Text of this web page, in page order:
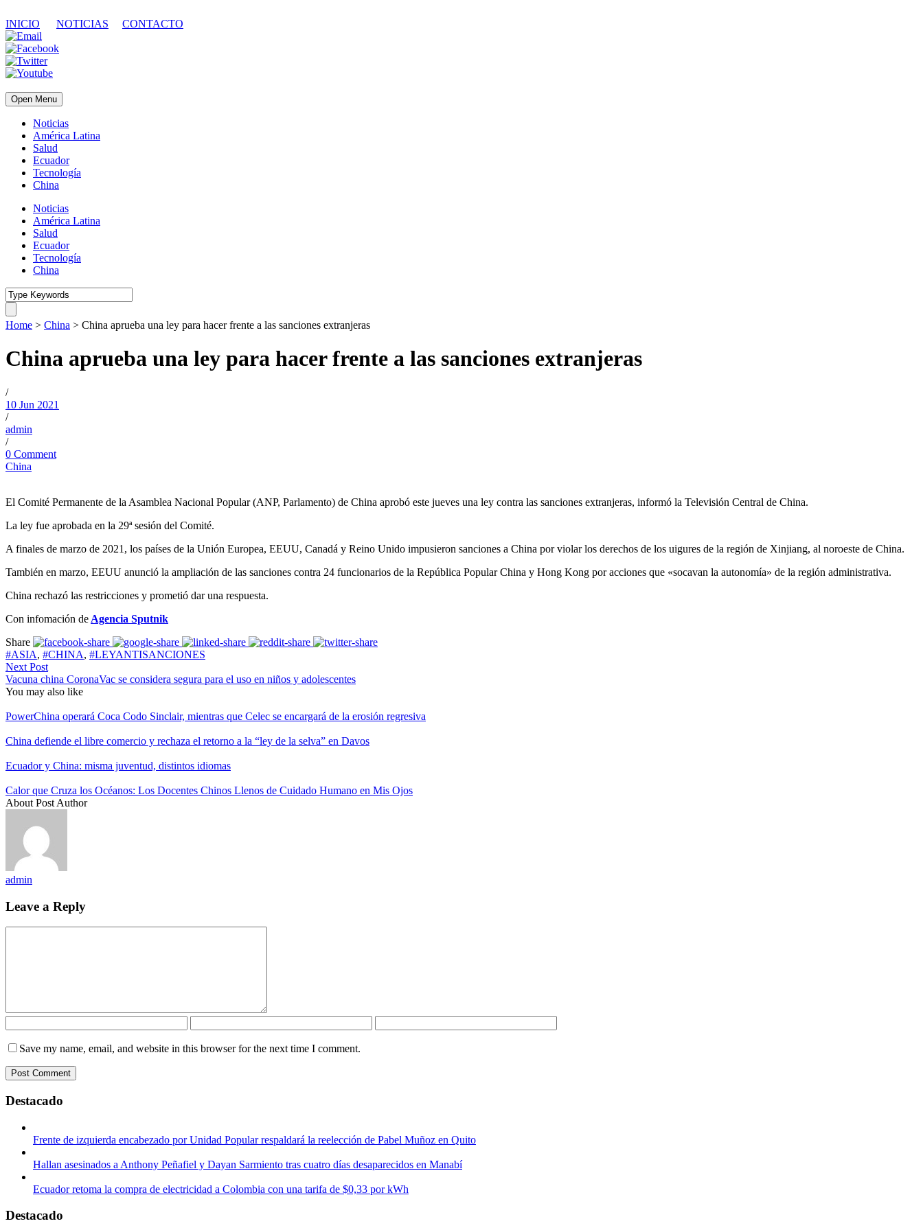
INICIO NOTICIAS CONTACTO
Open Menu
Noticias
América Latina
Salud
Ecuador
Tecnología
China
Noticias
América Latina
Salud
Ecuador
Tecnología
China
Home > China > China aprueba una ley para hacer frente a las sanciones extranjeras
China aprueba una ley para hacer frente a las sanciones extranjeras
/
10 Jun 2021
/
admin
/
0 Comment
China
El Comité Permanente de la Asamblea Nacional Popular (ANP, Parlamento) de China aprobó este jueves una ley contra las sanciones extranjeras, informó la Televisión Central de China.
La ley fue aprobada en la 29ª sesión del Comité.
A finales de marzo de 2021, los países de la Unión Europea, EEUU, Canadá y Reino Unido impusieron sanciones a China por violar los derechos de los uigures de la región de Xinjiang, al noroeste de China.
También en marzo, EEUU anunció la ampliación de las sanciones contra 24 funcionarios de la República Popular China y Hong Kong por acciones que «socavan la autonomía» de la región administrativa.
China rechazó las restricciones y prometió dar una respuesta.
Con infomación de Agencia Sputnik
Share
#ASIA, #CHINA, #LEYANTISANCIONES
Next Post
Vacuna china CoronaVac se considera segura para el uso en niños y adolescentes
You may also like
PowerChina operará Coca Codo Sinclair, mientras que Celec se encargará de la erosión regresiva
China defiende el libre comercio y rechaza el retorno a la “ley de la selva” en Davos
Ecuador y China: misma juventud, distintos idiomas
Calor que Cruza los Océanos: Los Docentes Chinos Llenos de Cuidado Humano en Mis Ojos
About Post Author
admin
Leave a Reply
Save my name, email, and website in this browser for the next time I comment.
Destacado
Frente de izquierda encabezado por Unidad Popular respaldará la reelección de Pabel Muñoz en Quito
Hallan asesinados a Anthony Peñafiel y Dayan Sarmiento tras cuatro días desaparecidos en Manabí
Ecuador retoma la compra de electricidad a Colombia con una tarifa de $0,33 por kWh
Destacado